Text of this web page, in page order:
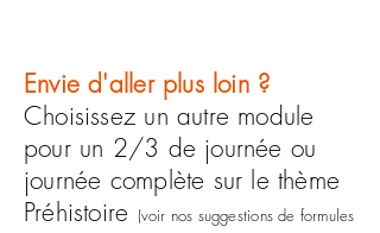
Envie d'aller plus loin ?
Choisissez un autre module
pour un 2/3 de journée ou
journée complète sur le thème
Préhistoire (voir nos suggestions de formules